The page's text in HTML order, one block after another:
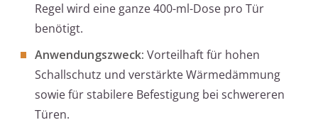
Regel wird eine ganze 400-ml-Dose pro Tür
benötigt.
Anwendungszweck: Vorteilhaft für hohen
Schallschutz und verstärkte Wärmedämmung
sowie für stabilere Befestigung bei schwereren
Türen.